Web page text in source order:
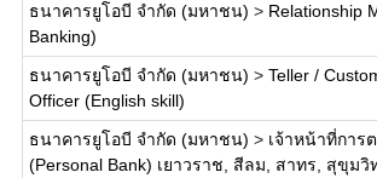
ธนาคารยูโอบี จำกัด (มหาชน) > Relationship
Banking)
ธนาคารยูโอบี จำกัด (มหาชน) > Teller /
Officer (English skill)
ธนาคารยูโอบี จำกัด (มหาชน) > เจ้าหน้าที่การ
(Personal Bank) เยาวราช, สีลม, สาทร, สุขุมวิ